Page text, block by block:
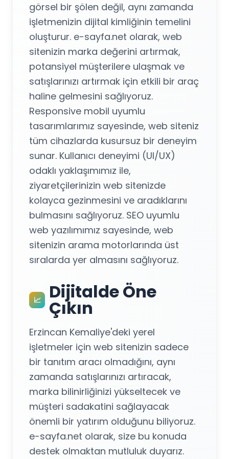
görsel bir şölen değil, aynı zamanda
işletmenizin dijital kimliğinin temelini
oluşturur. e-sayfa.net olarak, web
sitenizin marka değerini artırmak,
potansiyel müşterilere ulaşmak ve
satışlarınızı artırmak için etkili bir araç
haline gelmesini sağlıyoruz.
Responsive mobil uyumlu
tasarımlarımız sayesinde, web siteniz
tüm cihazlarda kusursuz bir deneyim
sunar. Kullanıcı deneyimi (UI/UX)
odaklı yaklaşımımız ile,
ziyaretçilerinizin web sitenizde
kolayca gezinmesini ve aradıklarını
bulmasını sağlıyoruz. SEO uyumlu
web yazılımımız sayesinde, web
sitenizin arama motorlarında üst
sıralarda yer almasını sağlıyoruz.
📈 Dijitalde Öne
Çıkın
Erzincan Kemaliye'deki yerel
işletmeler için web sitenizin sadece
bir tanıtım aracı olmadığını, aynı
zamanda satışlarınızı artıracak,
marka bilinirliğinizi yükseltecek ve
müşteri sadakatini sağlayacak
önemli bir yatırım olduğunu biliyoruz.
e-sayfa.net olarak, size bu konuda
destek olmaktan mutluluk duyarız.